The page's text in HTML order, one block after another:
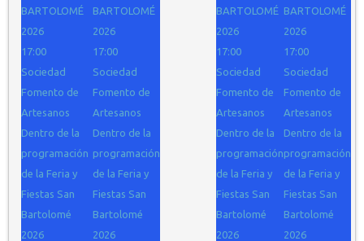
BARTOLOMÉ
2026
17:00
Sociedad
Fomento de
Artesanos
Dentro de la
programación
de la Feria y
Fiestas San
Bartolomé
2026
BARTOLOMÉ
2026
17:00
Sociedad
Fomento de
Artesanos
Dentro de la
programación
de la Feria y
Fiestas San
Bartolomé
2026
BARTOLOMÉ
2026
17:00
Sociedad
Fomento de
Artesanos
Dentro de la
programación
de la Feria y
Fiestas San
Bartolomé
2026
BARTOLOMÉ
2026
17:00
Sociedad
Fomento de
Artesanos
Dentro de la
programación
de la Feria y
Fiestas San
Bartolomé
2026